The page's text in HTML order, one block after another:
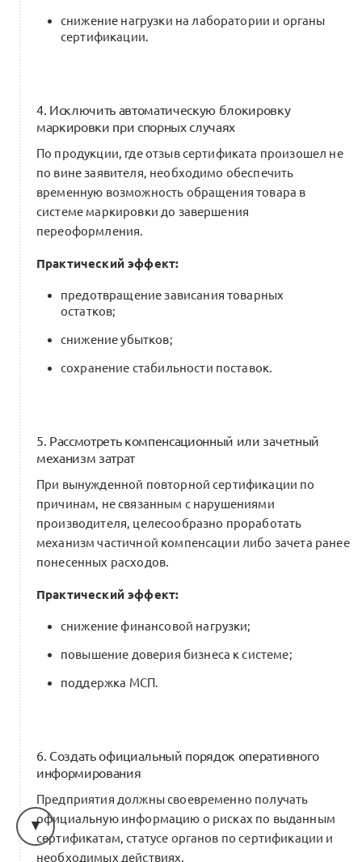
снижение нагрузки на лаборатории и органы
сертификации.
4. Исключить автоматическую блокировку
маркировки при спорных случаях
По продукции, где отзыв сертификата произошел не
по вине заявителя, необходимо обеспечить
временную возможность обращения товара в
системе маркировки до завершения
переоформления.
Практический эффект:
предотвращение зависания товарных
остатков;
снижение убытков;
сохранение стабильности поставок.
5. Рассмотреть компенсационный или зачетный
механизм затрат
При вынужденной повторной сертификации по
причинам, не связанным с нарушениями
производителя, целесообразно проработать
механизм частичной компенсации либо зачета ранее
понесенных расходов.
Практический эффект:
снижение финансовой нагрузки;
повышение доверия бизнеса к системе;
поддержка МСП.
6. Создать официальный порядок оперативного
информирования
Предприятия должны своевременно получать
официальную информацию о рисках по выданным
сертификатам, статусе органов по сертификации и
необходимых действиях.